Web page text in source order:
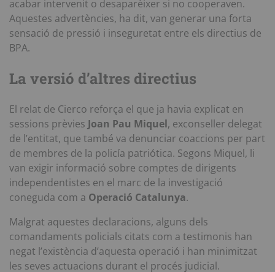
acabar intervenit o desaparèixer si no cooperaven.
Aquestes advertències, ha dit, van generar una forta
sensació de pressió i inseguretat entre els directius de
BPA.
La versió d’altres directius
El relat de Cierco reforça el que ja havia explicat en
sessions prèvies Joan Pau Miquel, exconseller delegat
de l’entitat, que també va denunciar coaccions per part
de membres de la policía patriótica. Segons Miquel, li
van exigir informació sobre comptes de dirigents
independentistes en el marc de la investigació
coneguda com a Operació Catalunya.
Malgrat aquestes declaracions, alguns dels
comandaments policials citats com a testimonis han
negat l’existència d’aquesta operació i han minimitzat
les seves actuacions durant el procés judicial.